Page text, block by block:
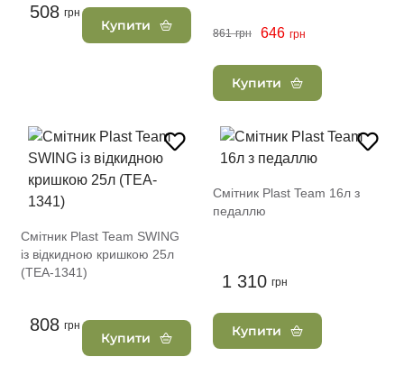
508 грн
Купити 861 грн 646 грн
Купити
Смітник Plast Team SWING
із відкидною кришкою 25л
(TEA-1341)
808 грн
Купити
Смітник Plast Team 16л з
педаллю
1 310 грн
Купити